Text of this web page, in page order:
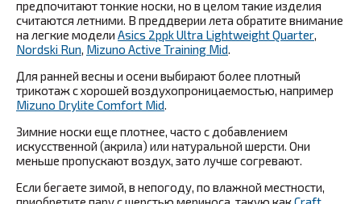
предпочитают тонкие носки, но в целом такие изделия
считаются летними. В преддверии лета обратите внимание
на легкие модели Asics 2ppk Ultra Lightweight Quarter,
Nordski Run, Mizuno Active Training Mid.
Для ранней весны и осени выбирают более плотный
трикотаж с хорошей воздухопроницаемостью, например
Mizuno Drylite Comfort Mid.
Зимние носки еще плотнее, часто с добавлением
искусственной (акрила) или натуральной шерсти. Они
меньше пропускают воздух, зато лучше согревают.
Если бегаете зимой, в непогоду, по влажной местности,